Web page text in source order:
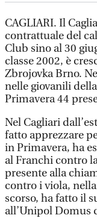
CAGLIARI. Il
contrattuale del
Club sino al 30
classe 2002, è
Zbrojovka Brno.
nelle giovanili
Primavera 44
Nel Cagliari
fatto apprezzare
in Primavera, ha
al Franchi contro
presente alla
contro i viola,
scorso, ha fatto il
all’Unipol Domus